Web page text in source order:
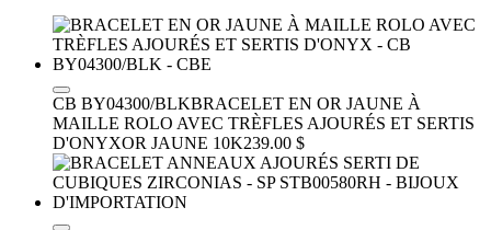
CB BY04300/BLKBRACELET EN OR JAUNE À
MAILLE ROLO AVEC TRÈFLES AJOURÉS ET SERTIS
D'ONYXOR JAUNE 10K239.00 $